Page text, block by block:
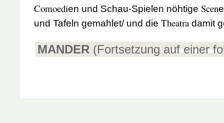
Comoedien und Schau-Spielen nöhtige Scen
und Tafeln gemahlet/ und die Theatradamit
MANDER (Fortsetzung auf einer